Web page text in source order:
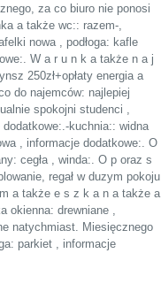
za co biuro nie ponosi
a także wc:: razem-,
nowa , podłoga: kafle
W a r u n k a także n a j
250zł+opłaty energia a
do najemców: najlepiej
spokojni studenci ,
kuchnia:: widna
, informacje dodatkowe:. O
cegła , winda:. O p oraz s
regał w duzym pokoju
a także e s z k a n a także a
okienna: drewniane ,
natychmiast. Miesięcznego
parkiet , informacje